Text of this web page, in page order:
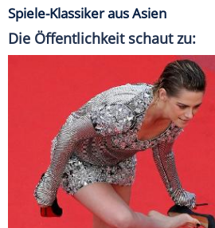
Spiele-Klassiker aus Asien
Die Öffentlichkeit schaut zu: